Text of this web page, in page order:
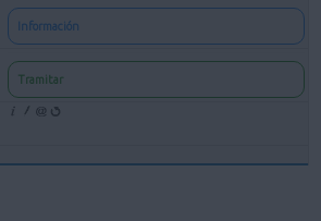
Información
Tramitar